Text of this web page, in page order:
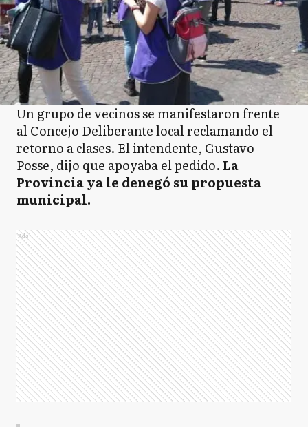
Un grupo de vecinos se manifestaron frente
al Concejo Deliberante local reclamando el
retorno a clases. El intendente, Gustavo
Posse, dijo que apoyaba el pedido. La
Provincia ya le denegó su propuesta
municipal.
Ads